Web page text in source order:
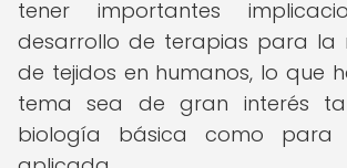
tener importantes
desarrollo de terapias para la
de tejidos en humanos, lo que
tema sea de gran interés
biología básica como para